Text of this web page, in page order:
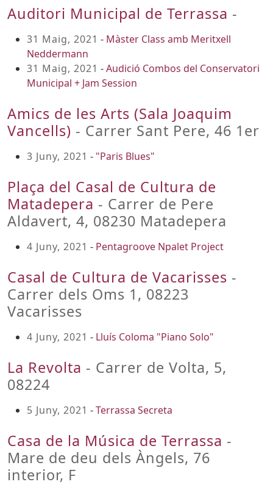
Auditori Municipal de Terrassa -
31 Maig, 2021 - Màster Class amb Meritxell
Neddermann
31 Maig, 2021 -Audició Combos del Conservatori
Municipal + Jam Session
Amics de les Arts (Sala Joaquim
Vancells) - Carrer Sant Pere, 46 1er
3 Juny, 2021 - "Paris Blues"
Plaça del Casal de Cultura de
Matadepera - Carrer de Pere
Aldavert, 4, 08230 Matadepera
4 Juny, 2021 - Pentagroove Npalet Project
Casal de Cultura de Vacarisses -
Carrer dels Oms 1, 08223
Vacarisses
4 Juny, 2021 - Lluís Coloma "Piano Solo"
La Revolta - Carrer de Volta, 5,
08224
5 Juny, 2021 -Terrassa Secreta
Casa de la Música de Terrassa -
Mare de deu dels Àngels, 76
interior, F